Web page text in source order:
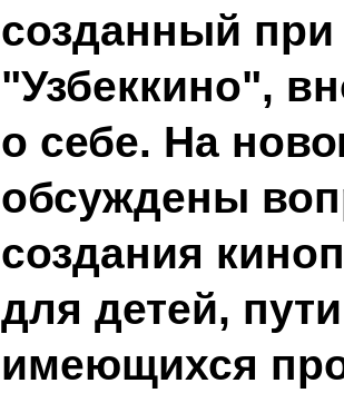
созданный при
"Узбеккино",
о себе. На
обсуждены
создания
для детей,
имеющихся